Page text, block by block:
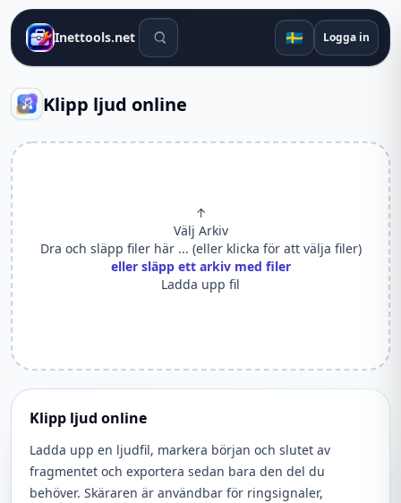
Inettools.net Sökverktyg 🇸🇪 Logga in
Klipp ljud online
↑
Välj Arkiv
Dra och släpp filer här ... (eller klicka för att välja filer)
eller släpp ett arkiv med filer
Ladda upp fil
Klipp ljud online
Ladda upp en ljudfil, markera början och slutet av
fragmentet och exportera sedan bara den del du
behöver. Skäraren är användbar för ringsignaler,